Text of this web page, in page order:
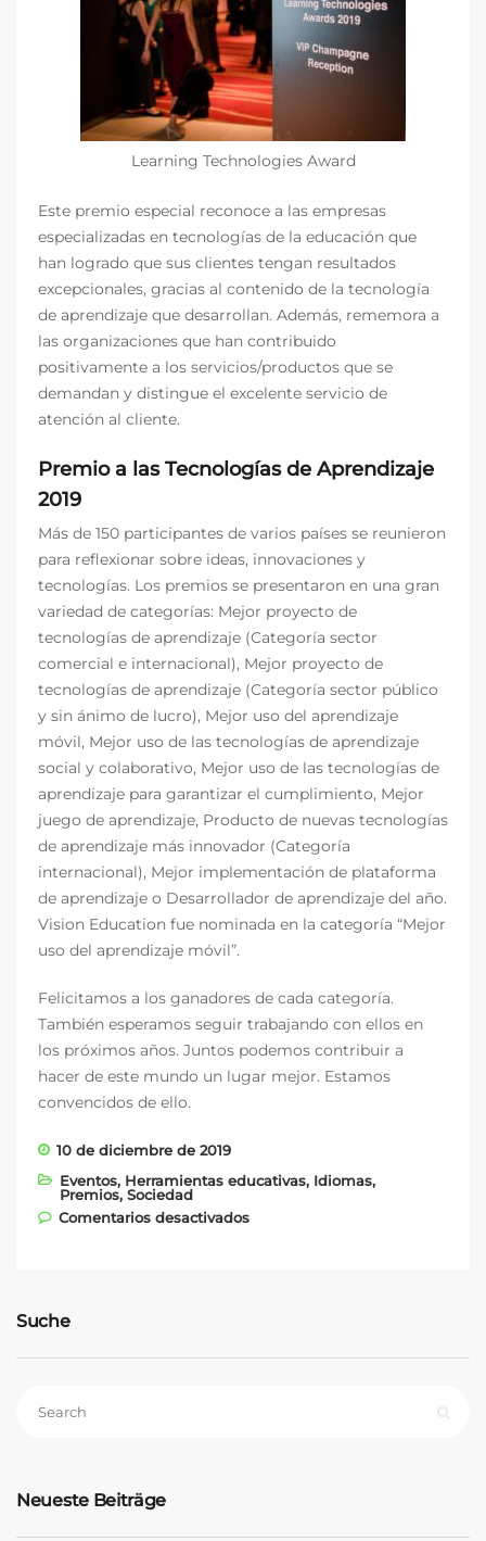
Learning Technologies Award
Este premio especial reconoce a las empresas
especializadas en tecnologías de la educación que
han logrado que sus clientes tengan resultados
excepcionales, gracias al contenido de la tecnología
de aprendizaje que desarrollan. Además, rememora a
las organizaciones que han contribuido
positivamente a los servicios/productos que se
demandan y distingue el excelente servicio de
atención al cliente.
Premio a las Tecnologías de Aprendizaje
2019
Más de 150 participantes de varios países se reunieron
para reflexionar sobre ideas, innovaciones y
tecnologías. Los premios se presentaron en una gran
variedad de categorías: Mejor proyecto de
tecnologías de aprendizaje (Categoría sector
comercial e internacional), Mejor proyecto de
tecnologías de aprendizaje (Categoría sector público
y sin ánimo de lucro), Mejor uso del aprendizaje
móvil, Mejor uso de las tecnologías de aprendizaje
social y colaborativo, Mejor uso de las tecnologías de
aprendizaje para garantizar el cumplimiento, Mejor
juego de aprendizaje, Producto de nuevas tecnologías
de aprendizaje más innovador (Categoría
internacional), Mejor implementación de plataforma
de aprendizaje o Desarrollador de aprendizaje del año.
Vision Education fue nominada en la categoría “Mejor
uso del aprendizaje móvil”.
Felicitamos a los ganadores de cada categoría.
También esperamos seguir trabajando con ellos en
los próximos años. Juntos podemos contribuir a
hacer de este mundo un lugar mejor. Estamos
convencidos de ello.
10 de diciembre de 2019
Eventos, Herramientas educativas, Idiomas,
Premios, Sociedad
Comentarios desactivadosen Vision Education vuelve a
Suche
Neueste Beiträge